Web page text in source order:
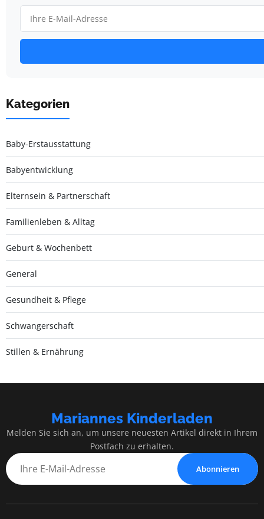
Kategorien
Baby-Erstausstattung
Babyentwicklung
Elternsein & Partnerschaft
Familienleben & Alltag
Geburt & Wochenbett
General
Gesundheit & Pflege
Schwangerschaft
Stillen & Ernährung
Mariannes Kinderladen
Melden Sie sich an, um unsere neuesten Artikel direkt in Ihrem
Postfach zu erhalten.
Abonnieren